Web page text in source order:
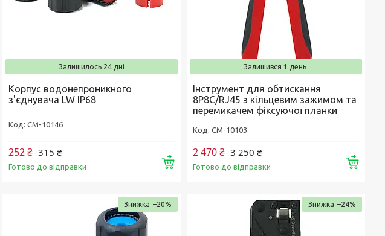
Купити
Залишилось 24 дні
Корпус водонепроникного
з'єднувача LW IP68
CM-10146
315 ₴
252 ₴
Готово до відправки Купити
Залишився 1 день
Інструмент для обтискання
8P8C/RJ45 з кільцевим зажимом та
перемикачем фіксуючої планки
CM-10103
3 250 ₴
2 470 ₴
Готово до відправки
–20% –24%